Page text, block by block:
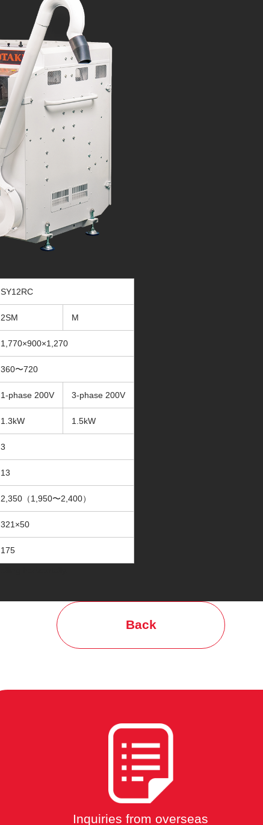
SY12RC
2SM M
1,770×900×1,270
360〜720
1-phase 200V 3-phase 200V
1.3kW 1.5kW
3
13
2,350（1,950〜2,400）
321×50
175
Back
Inquiries from overseas